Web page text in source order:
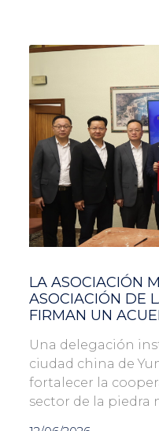
LA ASOCIACIÓN
ASOCIACIÓN DE
FIRMAN UN
Una delegación
ciudad china de
fortalecer la
sector de la piedra